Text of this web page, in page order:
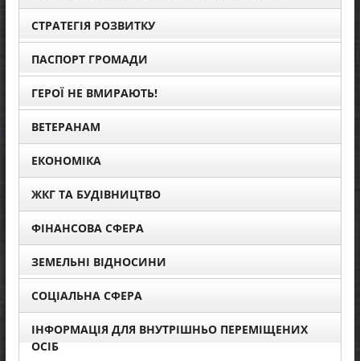
СТРАТЕГІЯ РОЗВИТКУ
ПАСПОРТ ГРОМАДИ
ГЕРОЇ НЕ ВМИРАЮТЬ!
ВЕТЕРАНАМ
ЕКОНОМІКА
ЖКГ ТА БУДІВНИЦТВО
ФІНАНСОВА СФЕРА
ЗЕМЕЛЬНІ ВІДНОСИНИ
СОЦІАЛЬНА СФЕРА
ІНФОРМАЦІЯ ДЛЯ ВНУТРІШНЬО ПЕРЕМІЩЕНИХ
ОСІБ